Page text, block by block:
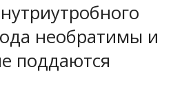
необратимы и
поддаются